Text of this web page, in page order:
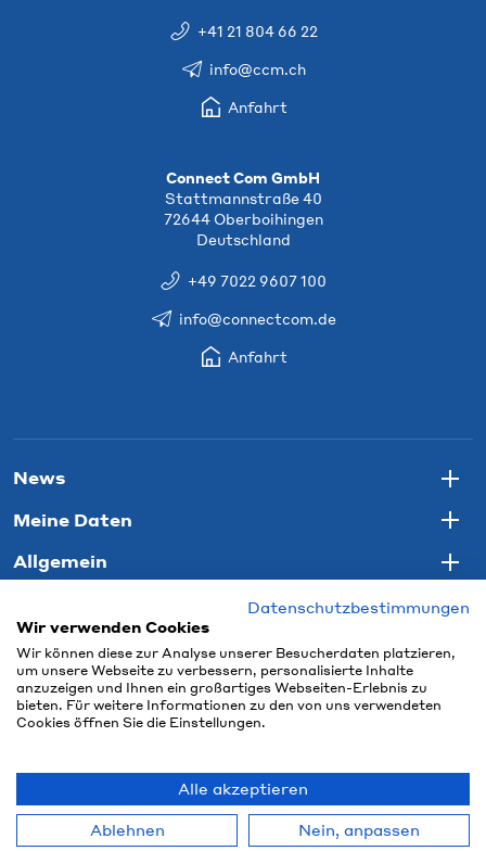
+41 21 804 66 22
info@ccm.ch
Anfahrt
Connect Com GmbH
Stattmannstraße 40
72644 Oberboihingen
Deutschland
+49 7022 9607 100
info@connectcom.de
Anfahrt
News
Meine Daten
Allgemein
© 2026 Connect Com GmbH
powered by polynorm
Datenschutzbestimmungen
Wir verwenden Cookies
Wir können diese zur Analyse unserer Besucherdaten platzieren,
um unsere Webseite zu verbessern, personalisierte Inhalte
anzuzeigen und Ihnen ein großartiges Webseiten-Erlebnis zu
bieten. Für weitere Informationen zu den von uns verwendeten
Cookies öffnen Sie die Einstellungen.
Alle akzeptieren
Ablehnen Nein, anpassen